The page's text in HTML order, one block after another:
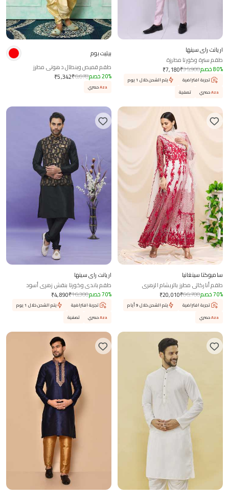
اريانت راي سينها
طقم سترة وكورتا مطرزة
₹7,180₹35,900 80% خصم
تجربة افتراضية
يتم الشحن خلال 1 يوم
Azaحصري تصفية
بيتيت بوم
طقم قميص وبنطال دهوتي مطرز
₹5,342₹6,678 20% خصم
Azaحصري
ساميوكتا سينغانيا
طقم أناركالي مطرز بالريشام الزهري
₹20,010₹66,700 70% خصم
تجربة افتراضية
يتم الشحن خلال 9 أيام
Azaحصري
اريانت راي سينها
طقم باندي وكورتا بنقش زهري أسود
₹4,890₹16,300 70% خصم
تجربة افتراضية
يتم الشحن خلال 1 يوم
Azaحصري تصفية